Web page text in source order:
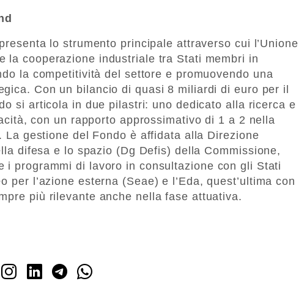
lo strumento principale attraverso cui l’Unione
la cooperazione industriale tra Stati membri in
la competitività del settore e promuovendo una
Con un bilancio di quasi 8 miliardi di euro per il
si articola in due pilastri: uno dedicato alla ricerca e
con un rapporto approssimativo di 1 a 2 nella
gestione del Fondo è affidata alla Direzione
difesa e lo spazio (Dg Defis) della Commissione,
i programmi di lavoro in consultazione con gli Stati
per l’azione esterna (Seae) e l’Eda, quest’ultima con
più rilevante anche nella fase attuativa.